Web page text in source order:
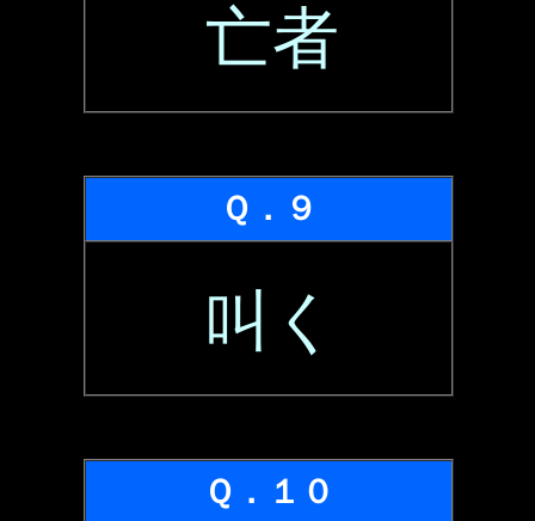
亡者
Ｑ．９
叫く
Ｑ．１０